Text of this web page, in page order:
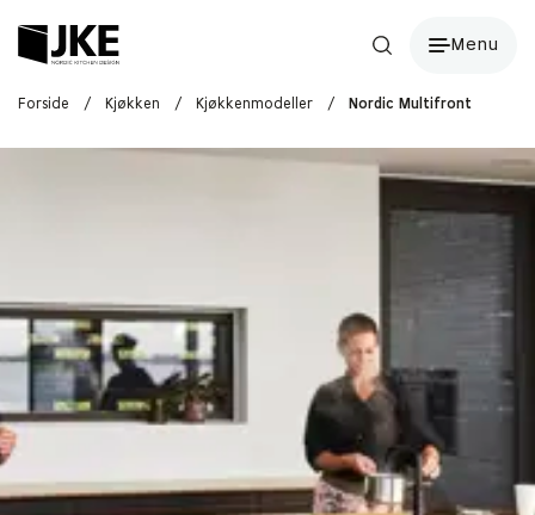
Menu
Forside / Kjøkken / Kjøkkenmodeller / Nordic Multifront